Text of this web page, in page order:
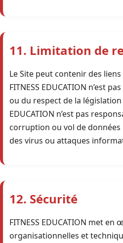
11. Limitation de
Le Site peut contenir des
FITNESS EDUCATION n’est
ou du respect de la législation
EDUCATION n’est pas
corruption ou vol de
des virus ou attaques
12. Sécurité
FITNESS EDUCATION met
organisationnelles et